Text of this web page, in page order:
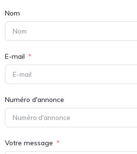
Nom
E-mail
Numéro d'annonce
Votre message